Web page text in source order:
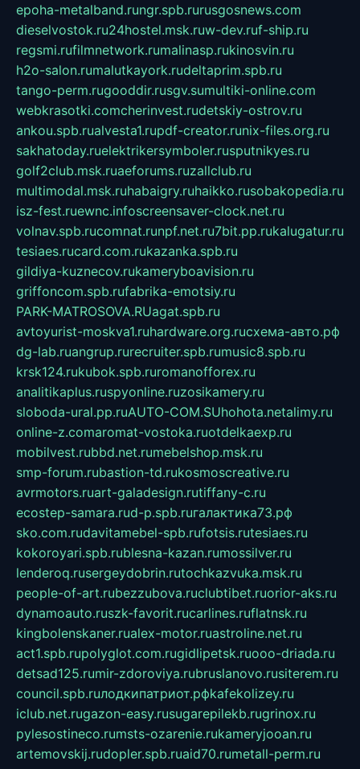
epoha-metalband.rungr.spb.rurusgosnews.com
dieselvostok.ru24hostel.msk.ruw-dev.ruf-ship.ru
regsmi.rufilmnetwork.rumalinasp.rukinosvin.ru
h2o-salon.rumalutkayork.rudeltaprim.spb.ru
tango-perm.rugooddir.rusgv.sumultiki-online.com
webkrasotki.comcherinvest.rudetskiy-ostrov.ru
ankou.spb.rualvesta1.rupdf-creator.runix-files.org.ru
sakhatoday.ruelektrikersymboler.rusputnikyes.ru
golf2club.msk.ruaeforums.ruzallclub.ru
multimodal.msk.ruhabaigry.ruhaikko.rusobakopedia.ru
isz-fest.ruewnc.infoscreensaver-clock.net.ru
volnav.spb.rucomnat.runpf.net.ru7bit.pp.rukalugatur.ru
tesiaes.rucard.com.rukazanka.spb.ru
gildiya-kuznecov.rukameryboavision.ru
griffoncom.spb.rufabrika-emotsiy.ru
PARK-MATROSOVA.RUagat.spb.ru
avtoyurist-moskva1.ruhardware.org.ruсхема-авто.рф
dg-lab.ruangrup.rurecruiter.spb.rumusic8.spb.ru
krsk124.rukubok.spb.ruromanofforex.ru
analitikaplus.ruspyonline.ruzosikamery.ru
sloboda-ural.pp.ruAUTO-COM.SUhohota.netalimy.ru
online-z.comaromat-vostoka.ruotdelkaexp.ru
mobilvest.rubbd.net.rumebelshop.msk.ru
smp-forum.rubastion-td.rukosmoscreative.ru
avrmotors.ruart-galadesign.rutiffany-c.ru
ecostep-samara.rud-p.spb.ruгалактика73.рф
sko.com.rudavitamebel-spb.rufotsis.rutesiaes.ru
kokoroyari.spb.rublesna-kazan.rumossilver.ru
lenderoq.rusergeydobrin.rutochkazvuka.msk.ru
people-of-art.rubezzubova.ruclubtibet.ruorior-aks.ru
dynamoauto.ruszk-favorit.rucarlines.ruflatnsk.ru
kingbolenskaner.rualex-motor.ruastroline.net.ru
act1.spb.rupolyglot.com.rugidlipetsk.ruooo-driada.ru
detsad125.rumir-zdoroviya.rubruslanovo.rusiterem.ru
council.spb.ruлодкипатриот.рфkafekolizey.ru
iclub.net.rugazon-easy.rusugarepilekb.rugrinox.ru
pylesostineco.rumsts-ozarenie.rukameryjooan.ru
artemovskij.rudopler.spb.ruaid70.rumetall-perm.ru